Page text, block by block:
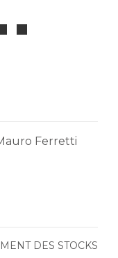
Ferretti
DES STOCKS